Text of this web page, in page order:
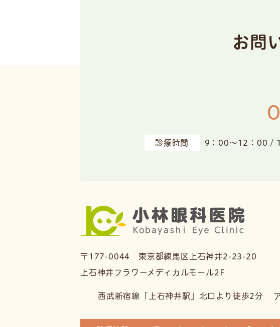
お問
診療時間 9：00～12：00 /
〒177-0044 東京都練馬区上石神井2-23-20
上石神井フラワーメディカルモール2F
西武新宿線「上石神井駅」北口より徒歩2分